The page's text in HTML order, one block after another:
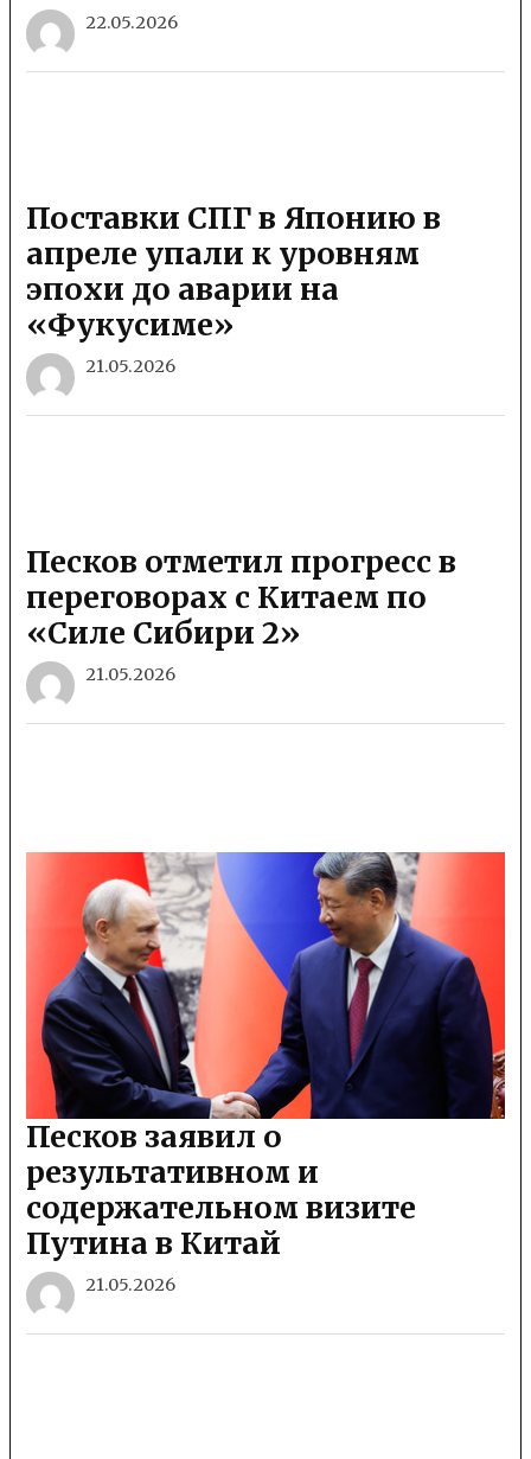
22.05.2026
Поставки СПГ в Японию в
апреле упали к уровням
эпохи до аварии на
«Фукусиме»
21.05.2026
Песков отметил прогресс в
переговорах с Китаем по
«Силе Сибири 2»
21.05.2026
Песков заявил о
результативном и
содержательном визите
Путина в Китай
21.05.2026